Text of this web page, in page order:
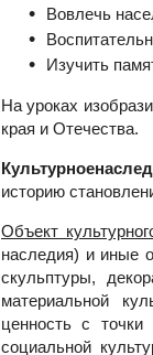
Вовлечь
Изучить
На уроках
края и Отечества.
Культурное
историю
Объект
наследия) и иные
скульптуры,
материальной
ценность с точки
социальной